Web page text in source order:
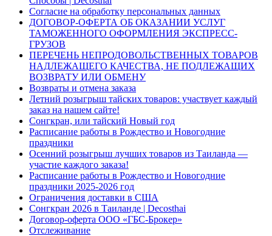
Согласие на обработку персональных данных
ДОГОВОР-ОФЕРТА ОБ ОКАЗАНИИ УСЛУГ
ТАМОЖЕННОГО ОФОРМЛЕНИЯ ЭКСПРЕСС-
ГРУЗОВ
ПЕРЕЧЕНЬ НЕПРОДОВОЛЬСТВЕННЫХ ТОВАРОВ
НАДЛЕЖАЩЕГО КАЧЕСТВА, НЕ ПОДЛЕЖАЩИХ
ВОЗВРАТУ ИЛИ ОБМЕНУ
Возвраты и отмена заказа
Летний розыгрыш тайских товаров: участвует каждый
заказ на нашем сайте!
Сонгкран, или тайский Новый год
Расписание работы в Рождество и Новогодние
праздники
Осенний розыгрыш лучших товаров из Таиланда —
участие каждого заказа!
Расписание работы в Рождество и Новогодние
праздники 2025-2026 год
Ограничения доставки в США
Сонгкран 2026 в Таиланде | Decosthai
Договор-оферта ООО «ГБС-Брокер»
Отслеживание